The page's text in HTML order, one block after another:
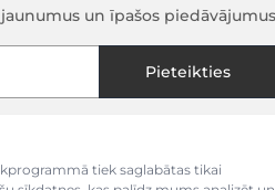
tiek saglabātas tikai
un īpašos piedāvājumus
Pieteikties